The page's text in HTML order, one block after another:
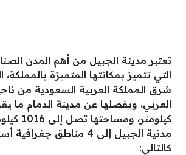
تعتبر مدينة الجبيل من أهم المدن
التي تتميز بمكانتها المتميزة
شرق المملكة العربية السعودية من
كيلومتر،
مدنية الجبيل إلى 4 مناطق
كالتالي: